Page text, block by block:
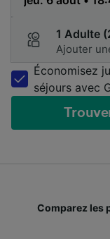
1 Adulte
Ajouter
Économisez
séjours avec
Comparez les